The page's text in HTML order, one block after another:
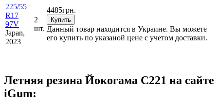
225/55
R17
97V
Japan,
2023
2
шт.
4485грн.
Купить
Данный товар находится в Украине. Вы можете
его купить по указаной цене с учетом доставки.
Летняя резина Йокогама С221 на сайте
iGum: